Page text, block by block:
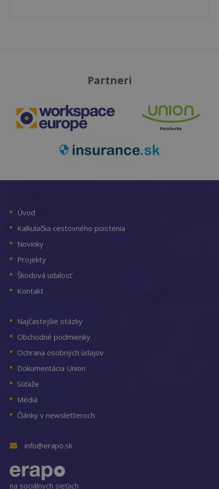
Partneri
Úvod
Kalkulačka cestovného poistenia
Novinky
Projekty
Škodová udalosť
Kontakt
Najčastejšie otázky
Obchodné podmienky
Ochrana osobných údajov
Dokumentácia Union
Súťaže
Médiá
Články v newsletteroch
info@erapo.sk
na sociálnych sieťach